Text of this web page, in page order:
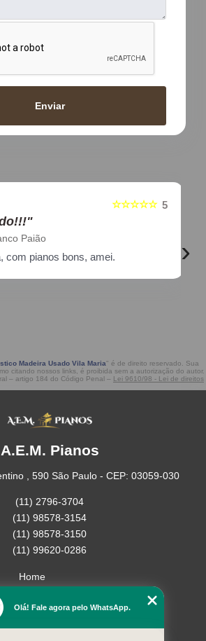
Enviar
5
☆☆☆☆☆
Paião
com pianos bons, amei. ›
Madeira Usado Vila Maria" é de direito reservado. Sua
citando nossos links, é proibida sem a autorização do autor.
– artigo 184 do Código Penal – Lei 9610/98 - Lei de direitos
A.E.M. Pianos
, 590 São Paulo - CEP: 03059-030
(11) 2796-3704
(11) 98578-3154
(11) 98578-3150
(11) 99620-0286
Home
Missão
Olá! Fale agora pelo WhatsApp.